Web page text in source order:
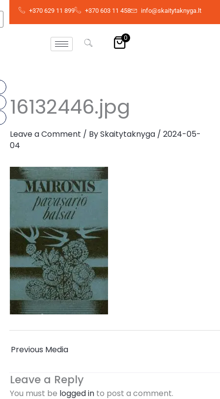
+370 629 11 899 +370 603 11 458 info@skaitytaknyga.lt
0
16132446.jpg
Leave a Comment / BySkaitytaknyga / 2024-05-
04
Previous Media
Leave a Reply
You must be logged in to post a comment.